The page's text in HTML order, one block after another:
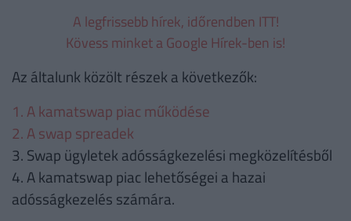
A legfrissebb hírek, időrendben ITT!
Kövess minket a Google Hírek-ben is!
Az általunk közölt részek a következők:
1. A kamatswap piac működése
2. A swap spreadek
3. Swap ügyletek adósságkezelési megközelítésből
4. A kamatswap piac lehetőségei a hazai
adósságkezelés számára.